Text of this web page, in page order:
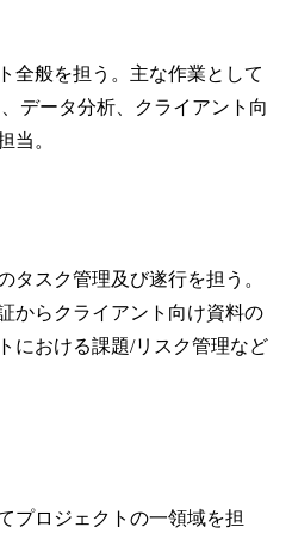
全般を担う。主な作業として
データ分析、クライアント向
当。
タスク管理及び遂行を担う。
からクライアント向け資料の
における課題/リスク管理など
プロジェクトの一領域を担